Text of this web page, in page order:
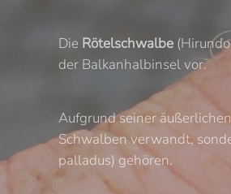
Die Rötelschwalbe
der Balkanhalbinsel vor.
Aufgrund seiner
Schwalben verwandt,
palladus) gehören.